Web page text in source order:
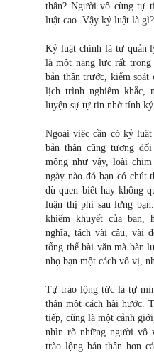
thân? Người vô cùng tự
luật cao. Vậy kỷ luật là gì?
Kỷ luật chính là tự quản
là một năng lực rất trọng
bản thân trước, kiểm soát
lịch trình nghiêm khắc,
luyện sự tự tin nhờ tính kỷ
Ngoài việc cần có kỷ
bản thân cũng tương
mông như vậy, loài
ngày nào đó bạn có chút
dù quen biết hay không
luận thị phi sau lưng
khiếm khuyết của bạn,
nghĩa, tách vài câu, vài
tổng thể bài văn mà bàn
nhọ bạn một cách vô vị,
Tự trào lộng tức là tự
thân một cách hài hước.
tiếp, cũng là một cảnh
nhìn rõ những người vô
trào lộng bản thân hơn